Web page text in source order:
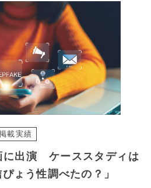
載実績
に出演 ケーススタディは
ょう性調べたの？」